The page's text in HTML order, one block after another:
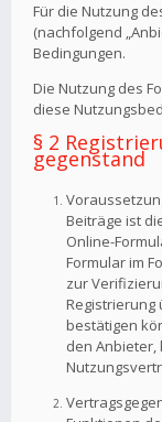
Für die Nutzung
(nachfolgend
Bedingungen.
Die Nutzung des
diese
§ 2
gegenstand
Beiträge ist
Online-
Formular im
zur
bestätigen
den Anbieter,